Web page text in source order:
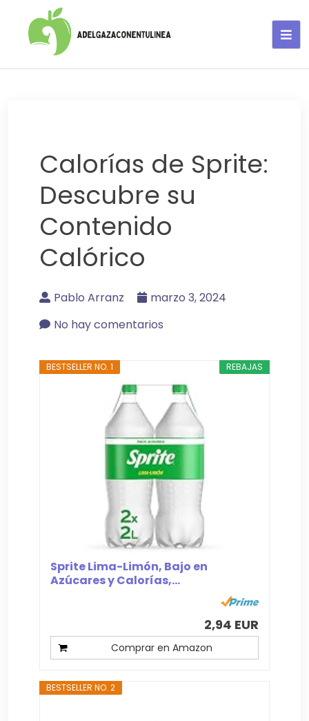
Calorías de Sprite:
Descubre su
Contenido
Calórico
Pablo Arranz
marzo 3, 2024
No hay comentarios
REBAJAS
BESTSELLER NO. 1
Sprite Lima-Limón, Bajo en
Azúcares y Calorías,...
2,94 EUR
Comprar en Amazon
BESTSELLER NO. 2